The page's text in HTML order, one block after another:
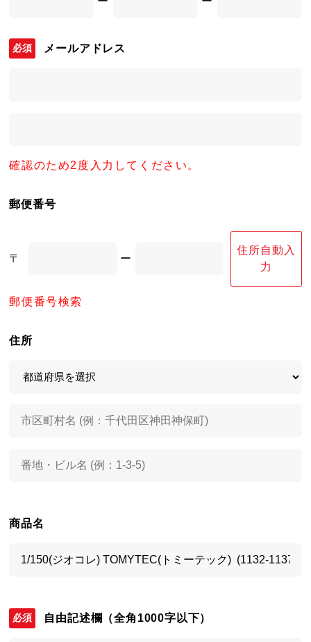
メールアドレス
確認のため2度入力してください。
郵便番号
〒 ー
住所自動入
力
郵便番号検索
住所
商品名
自由記述欄 （全角1000字以下）